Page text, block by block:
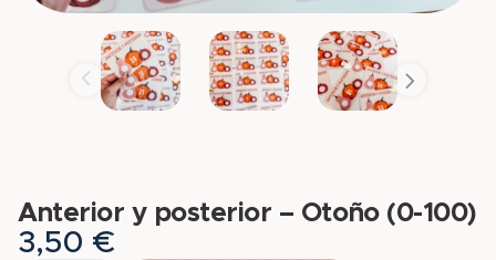
Anterior y posterior – Otoño (0-100)
3,50 €